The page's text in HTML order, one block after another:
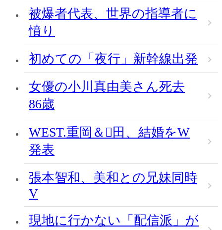
被爆者代表、世界の指導者に
憤り
初めての「夜行」新幹線出発
女優の小川真由美さん死去
86歳
WEST.重岡＆田、結婚をW
発表
張本智和、美和との兄妹同時
V
現地に行かない「配信派」が